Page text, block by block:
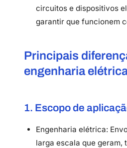
circuitos e dispositivos
garantir que funcionem
Principais
engenharia
1. Escopo de
Engenharia elétrica:
larga escala que geram,